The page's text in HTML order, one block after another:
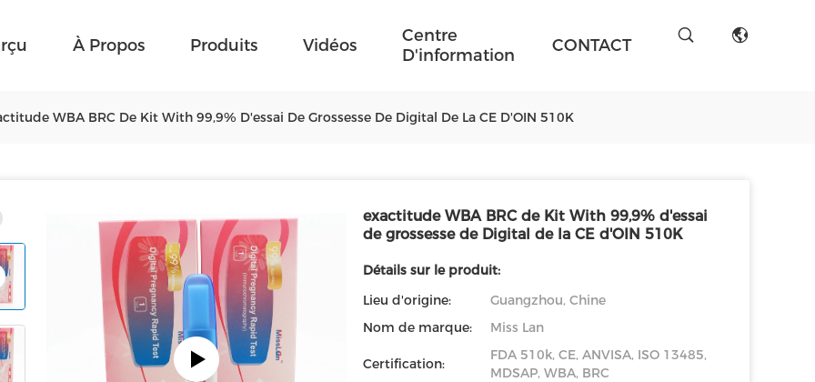
À Propos Produits Vidéos
Centre
D'information
CONTACT
WBA BRC De Kit With 99,9% D'essai De Grossesse De Digital De La CE D'OIN 510K
exactitude WBA BRC de Kit With 99,9% d'essai
de grossesse de Digital de la CE d'OIN 510K
Détails sur le produit:
Lieu d'origine:
Guangzhou, Chine
Nom de marque:
Miss Lan
Certification:
FDA 510k, CE, ANVISA, ISO 13485,
MDSAP, WBA, BRC